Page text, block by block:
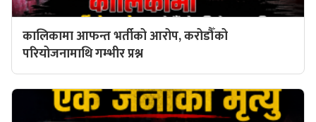
कालिकामा आफन्त भर्तीको आरोप, करोडौँको
परियोजनामाथि गम्भीर प्रश्न